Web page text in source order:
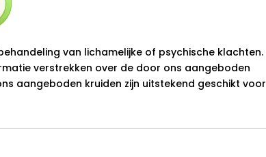
van lichamelijke of psychische klachten.
verstrekken over de door ons aangeboden
aangeboden kruiden zijn uitstekend geschikt voor